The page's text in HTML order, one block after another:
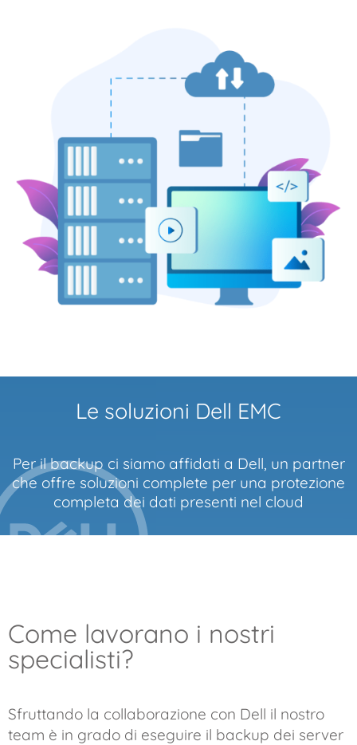
Le soluzioni Dell EMC
Per il backup ci siamo affidati a Dell, un partner
che offre soluzioni complete per una protezione
completa dei dati presenti nel cloud
Come lavorano i nostri
specialisti?
Sfruttando la collaborazione con Dell il nostro
team è in grado di eseguire il backup dei server